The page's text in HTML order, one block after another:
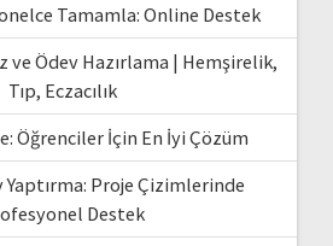
Tamamla: Online Destek
ve Ödev Hazırlama | Hemşirelik,
Tıp, Eczacılık
Öğrenciler İçin En İyi Çözüm
Yaptırma: Proje Çizimlerinde
Destek